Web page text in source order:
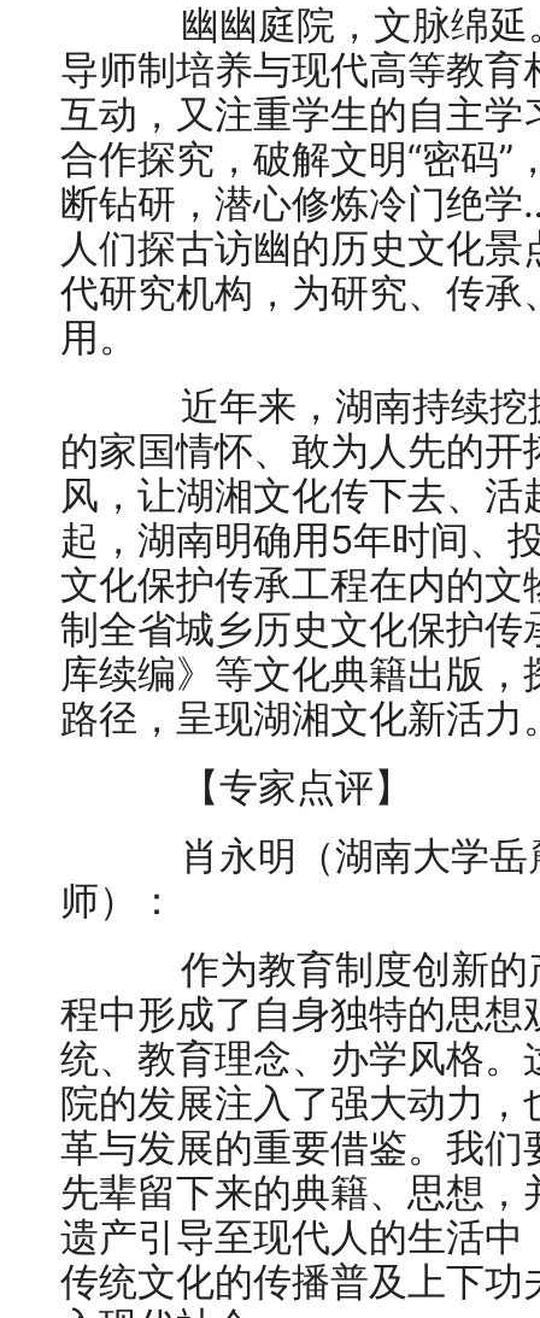
幽幽庭院，文脉绵延
导师制培养与现代高等教
互动，又注重学生的自主
合作探究，破解文明“密码
断钻研，潜心修炼冷门绝
人们探古访幽的历史文化
代研究机构，为研究、传
用。
近年来，湖南持续挖
的家国情怀、敢为人先的
风，让湖湘文化传下去、
起，湖南明确用5年时间、
文化保护传承工程在内的文
制全省城乡历史文化保护
库续编》等文化典籍出版
路径，呈现湖湘文化新活力
【专家点评】
肖永明（湖南大学岳
师）：
作为教育制度创新的
程中形成了自身独特的思
统、教育理念、办学风格
院的发展注入了强大动力
革与发展的重要借鉴。我
先辈留下来的典籍、思想
遗产引导至现代人的生活
传统文化的传播普及上下